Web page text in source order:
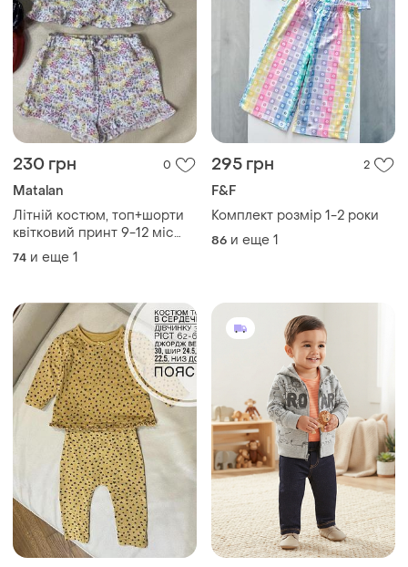
230 грн 0
Мatalan
Літній костюм, топ+шорти
квітковий принт 9-12 міс
ріст 74-80 на дівчинку
74 и еще 1
295 грн 2
F&F
Комплект розмір 1-2 роки
86 и еще 1